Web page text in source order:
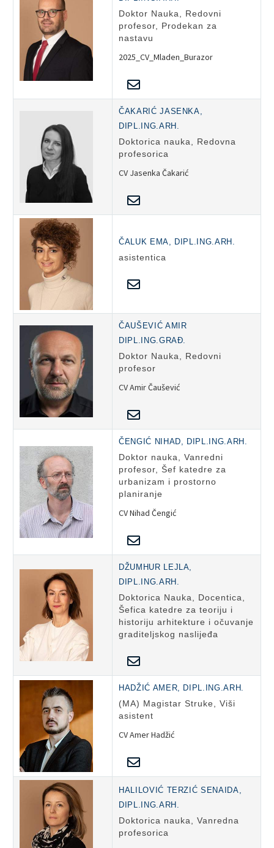
Doktor Nauka, Redovni
profesor, Prodekan za
nastavu
2025_CV_Mladen_Burazor
ČAKARIĆ JASENKA,
DIPL.ING.ARH.
Doktorica nauka, Redovna
profesorica
CV Jasenka Čakarić
ČALUK EMA, DIPL.ING.ARH.
asistentica
ČAUŠEVIĆ AMIR
DIPL.ING.GRAĐ.
Doktor Nauka, Redovni
profesor
CV Amir Čaušević
ČENGIĆ NIHAD, DIPL.ING.ARH.
Doktor nauka, Vanredni
profesor, Šef katedre za
urbanizam i prostorno
planiranje
CV Nihad Čengić
DŽUMHUR LEJLA,
DIPL.ING.ARH.
Doktorica Nauka, Docentica,
Šefica katedre za teoriju i
historiju arhitekture i očuvanje
graditeljskog naslijeđa
HADŽIĆ AMER, DIPL.ING.ARH.
(MA) Magistar Struke, Viši
asistent
CV Amer Hadžić
HALILOVIĆ TERZIĆ SENAIDA,
DIPL.ING.ARH.
Doktorica nauka, Vanredna
profesorica